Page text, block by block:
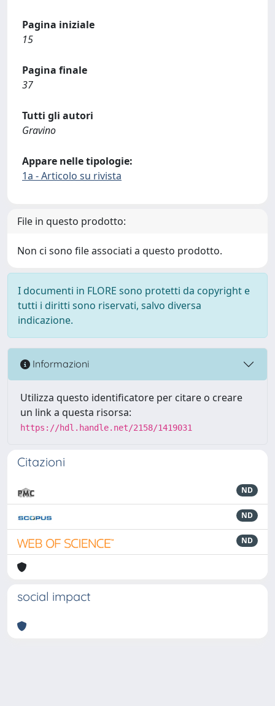
Pagina iniziale
15
Pagina finale
37
Tutti gli autori
Gravino
Appare nelle tipologie:
1a - Articolo su rivista
File in questo prodotto:
Non ci sono file associati a questo prodotto.
I documenti in FLORE sono protetti da copyright e
tutti i diritti sono riservati, salvo diversa
indicazione.
Informazioni
Utilizza questo identificatore per citare o creare
un link a questa risorsa:
https://hdl.handle.net/2158/1419031
Citazioni
ND
ND
ND
social impact